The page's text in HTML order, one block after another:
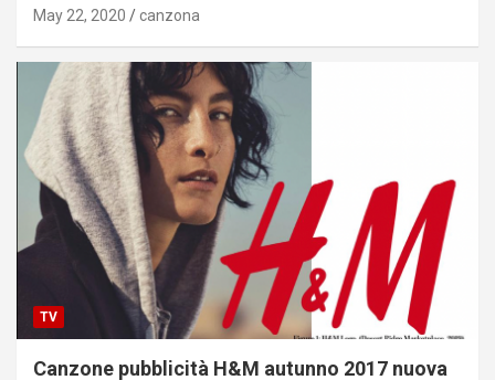
May 22, 2020 canzona
TV
Canzone pubblicità H&M autunno 2017 nuova